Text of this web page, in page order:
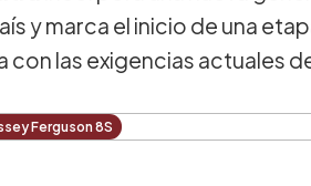
y marca el inicio de una
con las exigencias actuales
Ferguson 8S